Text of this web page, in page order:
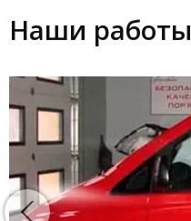
Наши работы